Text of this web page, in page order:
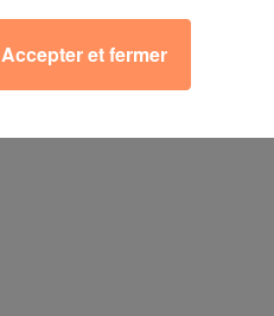
Accepter et fermer